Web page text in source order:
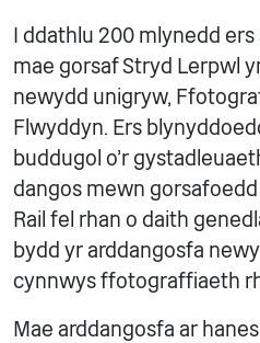
I ddathlu 200 mlynedd
mae gorsaf Stryd Lerpwl
newydd unigryw,
Flwyddyn. Ers
buddugol o’r
dangos mewn
Rail fel rhan o daith
bydd yr arddangosfa
cynnwys ffotograffiaeth
Mae arddangosfa ar